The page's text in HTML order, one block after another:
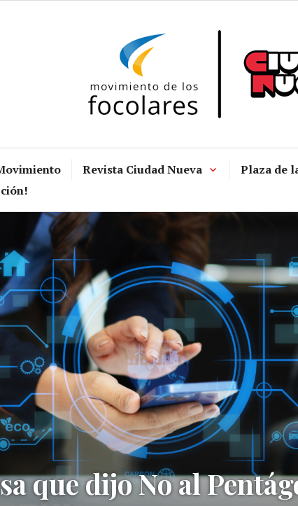
Revista Ciudad Nueva
Plaza de
que dijo No al